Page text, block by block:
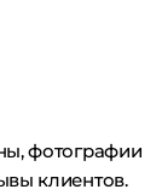
фотографии
клиентов.